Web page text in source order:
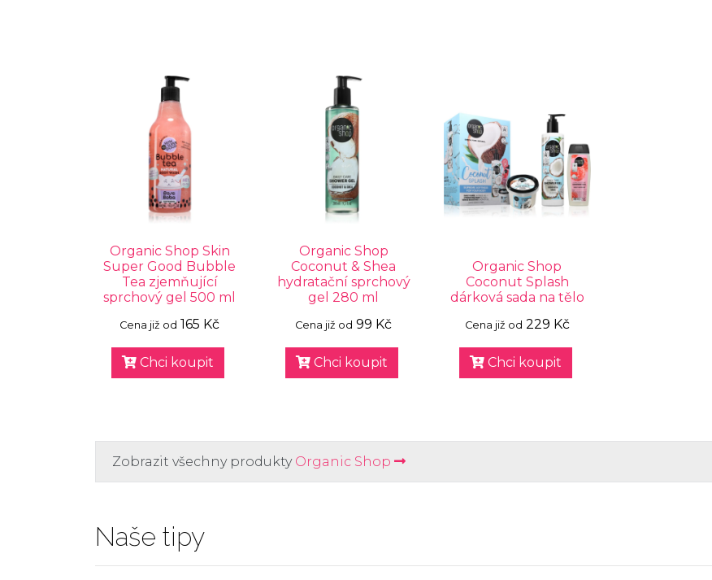
Organic Shop Skin
Super Good Bubble
Tea zjemňující
sprchový gel 500 ml
Cena již od 165 Kč
Chci koupit
Organic Shop
Coconut & Shea
hydratační sprchový
gel 280 ml
Cena již od 99 Kč
Chci koupit
Organic Shop
Coconut Splash
dárková sada na tělo
Cena již od 229 Kč
Chci koupit
Zobrazit všechny produkty Organic Shop
Naše tipy